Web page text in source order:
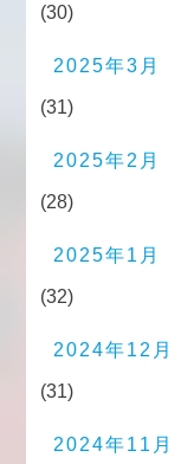
(30)
2025年3月
(31)
2025年2月
(28)
2025年1月
(32)
2024年12月
(31)
2024年11月